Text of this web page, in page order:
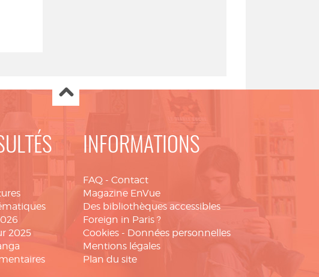
2025
INFORMATIONS
FAQ - Contact
Magazine EnVue
Des bibliothèques accessibles
Foreign in Paris ?
Cookies - Données personnelles
Mentions légales
Plan du site